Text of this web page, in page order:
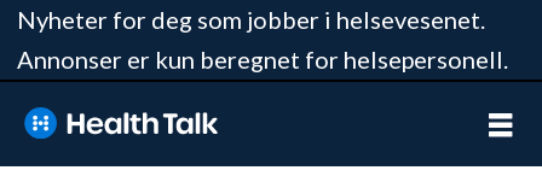
Nyheter for deg som jobber i helsevesenet.
Annonser er kun beregnet for helsepersonell.